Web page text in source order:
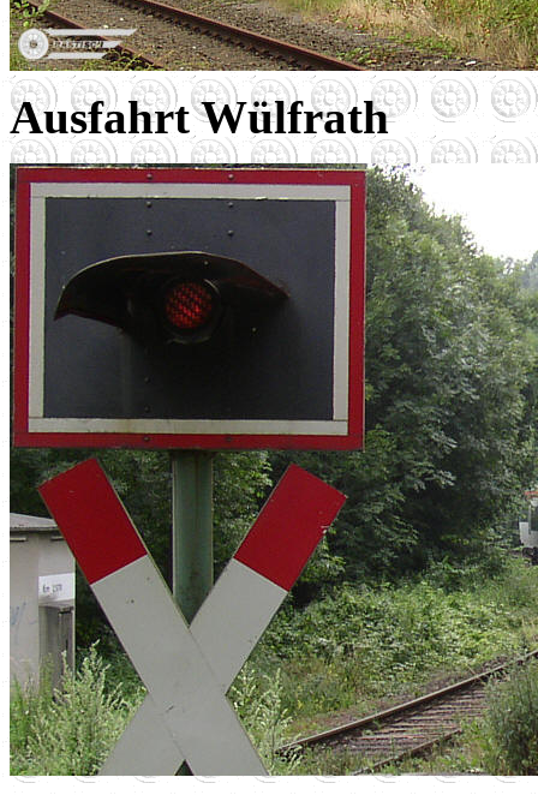
Ausfahrt Wülfrath